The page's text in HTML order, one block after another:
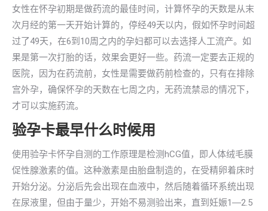
女性在怀孕初期是做药流的最佳时间，计算怀孕的天数是从末
次月经的第一天开始计算的，停经49天以内，假如怀孕时间超
过了49天，在6到10周之内的孕妇都可以去选择人工流产。如
果是第一次打胎的话，效果会更好一些。药流一定要去正规的
医院，因为在药流前，女性是需要做药前检查的，只有在排除
宫外孕，确保怀孕的天数在七周之内，无药流禁忌的情况下，
才可以实施药流。
验孕卡最早什么时候用
使用验孕卡怀孕自测的工作原理是检测hCG值，即人体绒毛膜
促性腺激素的值。这种激素是由胎盘制造的，在受精卵着床时
开始分泌。分泌后先会出现在血液中，然后随着循环系统出现
在尿液里，但由于量少，开始不易测验出来，直到妊娠1―2.5